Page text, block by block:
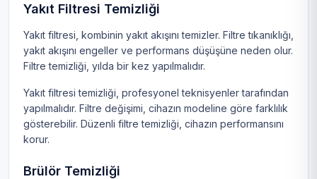
Yakıt Filtresi Temizliği
Yakıt filtresi, kombinin yakıt akışını temizler. Filtre tıkanıklığı,
yakıt akışını engeller ve performans düşüşüne neden olur.
Filtre temizliği, yılda bir kez yapılmalıdır.
Yakıt filtresi temizliği, profesyonel teknisyenler tarafından
yapılmalıdır. Filtre değişimi, cihazın modeline göre farklılık
gösterebilir. Düzenli filtre temizliği, cihazın performansını
korur.
Brülör Temizliği